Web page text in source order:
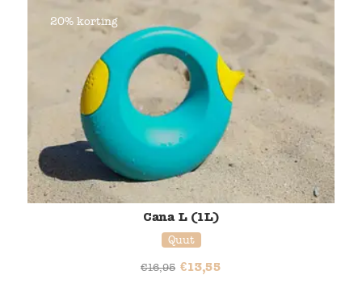
20% korting
Cana L (1L)
Quut
€16,95 €13,55